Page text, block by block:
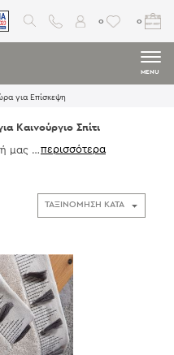
0 0
MENU
για Επίσκεψη
Καινούργιο Σπίτι
μας μ
,
σε
δ
εντυπω